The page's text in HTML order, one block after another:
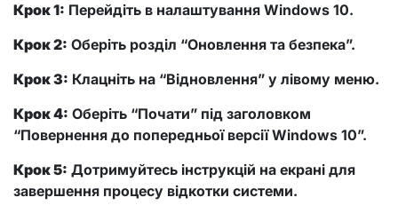
Крок 1: Перейдіть в налаштування Windows 10.
Крок 2: Оберіть розділ “Оновлення та безпека”.
Крок 3: Клацніть на “Відновлення” у лівому меню.
Крок 4: Оберіть “Почати” під заголовком
“Повернення до попередньої версії Windows 10”.
Крок 5: Дотримуйтесь інструкцій на екрані для
завершення процесу відкотки системи.